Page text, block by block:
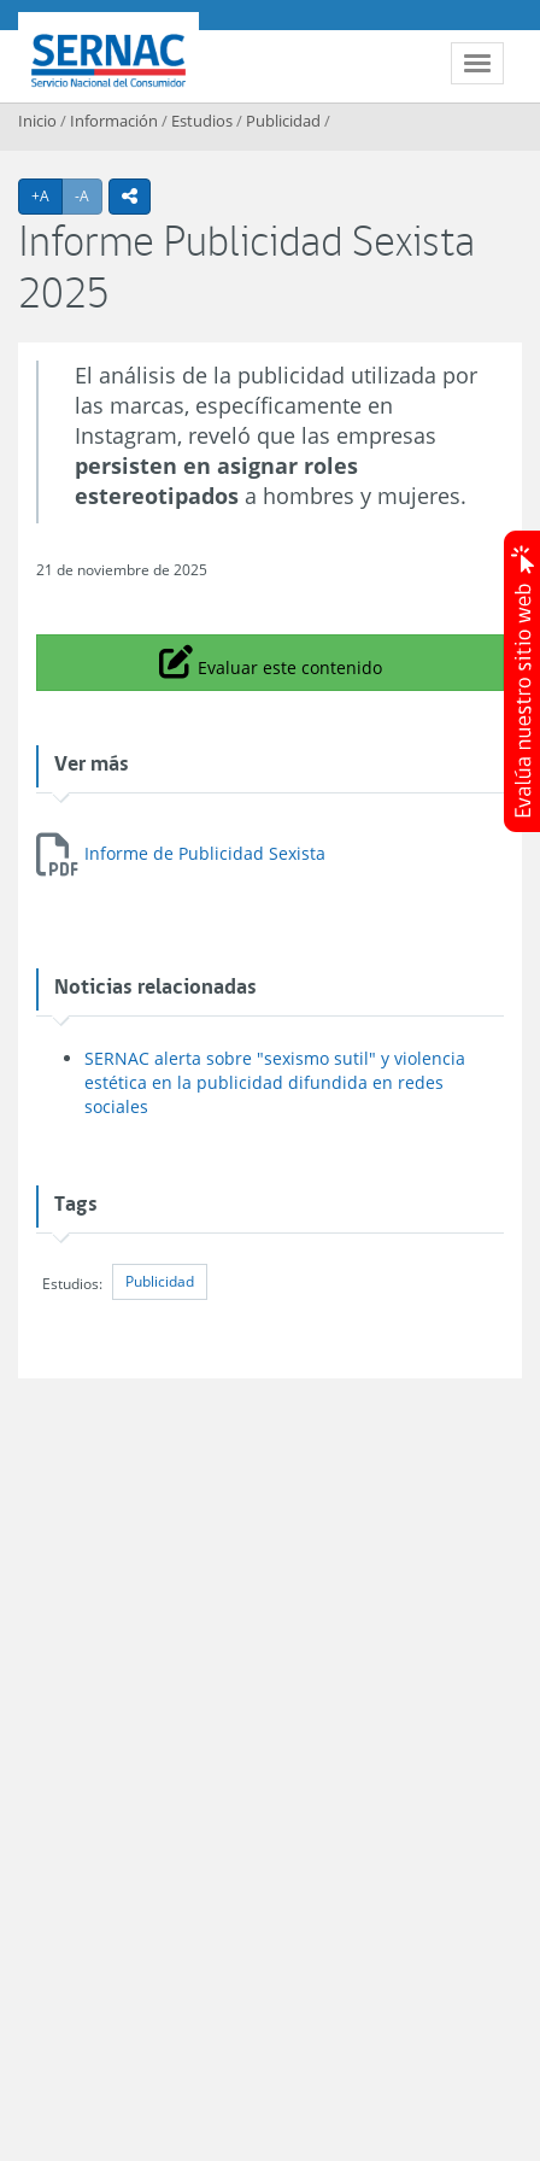
Contenido principal
Toggle
SERNAC
Inicio / Información / Estudios/ Publicidad /
+A Agrandar texto
-A Achicar textoicono compartir
Informe Publicidad Sexista
2025
El análisis de la publicidad utilizada por
las marcas, específicamente en
Instagram, reveló que las empresas
persisten en asignar roles
estereotipados a hombres y mujeres.
21 de noviembre de 2025
Icono
Evaluar este contenido
Ver más
Informe de Publicidad Sexista
Noticias relacionadas
SERNAC alerta sobre "sexismo sutil" y violencia
estética en la publicidad difundida en redes
sociales
Tags
Estudios: Publicidad